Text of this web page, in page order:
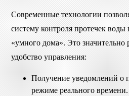
Современные технологии
систему контроля протечек
«умного дома». Это
удобство управления:
Получение уведомлений о
режиме реального времени.